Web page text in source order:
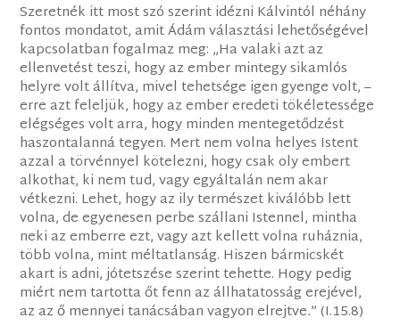
Szeretnék itt most szó szerint idézni Kálvintól néhány
fontos mondatot, amit Ádám választási lehetőségével
kapcsolatban fogalmaz meg: „Ha valaki azt az
ellenvetést teszi, hogy az ember mintegy sikamlós
helyre volt állítva, mivel tehetsége igen gyenge volt, –
erre azt feleljük, hogy az ember eredeti tökéletessége
elégséges volt arra, hogy minden mentegetődzést
haszontalanná tegyen. Mert nem volna helyes Istent
azzal a törvénnyel kötelezni, hogy csak oly embert
alkothat, ki nem tud, vagy egyáltalán nem akar
vétkezni. Lehet, hogy az ily természet kiválóbb lett
volna, de egyenesen perbe szállani Istennel, mintha
neki az emberre ezt, vagy azt kellett volna ruháznia,
több volna, mint méltatlanság. Hiszen bármicskét
akart is adni, jótetszése szerint tehette. Hogy pedig
miért nem tartotta őt fenn az állhatatosság erejével,
az az ő mennyei tanácsában vagyon elrejtve.” (I.15.8)